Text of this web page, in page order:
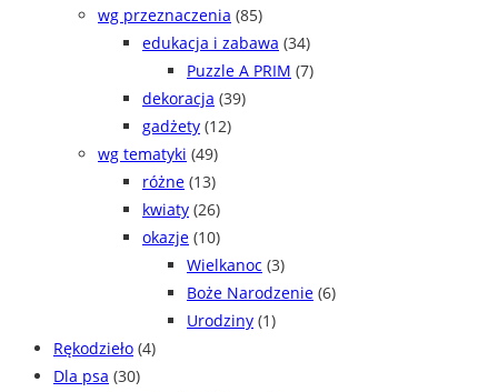
wg przeznaczenia (85)
edukacja i zabawa (34)
Puzzle A PRIM (7)
dekoracja (39)
gadżety (12)
wg tematyki (49)
różne (13)
kwiaty (26)
okazje (10)
Wielkanoc (3)
Boże Narodzenie (6)
Urodziny (1)
Rękodzieło (4)
Dla psa (30)